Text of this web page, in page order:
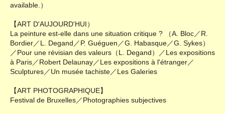
available.）
【ART D'AUJOURD'HUI）
La peinture est-elle dans une situation critique ? （A. Bloc／R.
Bordier／L. Degand／P. Guéguen／G. Habasque／G. Sykes）
／Pour une révisian des valeurs（L. Degand）／Les expositions
à Paris／Robert Delaunay／Les expositions à l'étranger／
Sculptures／Un musée tachiste／Les Galeries
【ART PHOTOGRAPHIQUE】
Festival de Bruxelles／Photographies subjectives